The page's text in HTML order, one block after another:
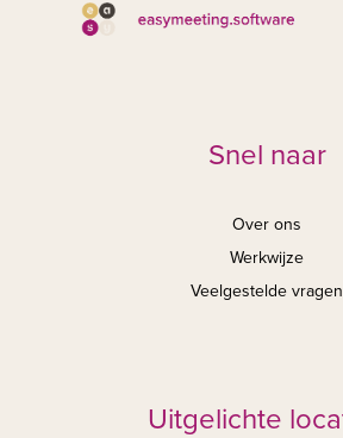
Snel naar
Over ons
Werkwijze
Veelgestelde vragen
Uitgelichte